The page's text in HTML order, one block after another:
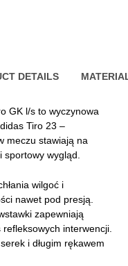
DETAILS
GK l/s to wyczynowa
Tiro 23 –
meczu stawiają na
wygląd.
wilgoć i
nawet pod presją.
zapewniają
interwencji.
i długim rękawem